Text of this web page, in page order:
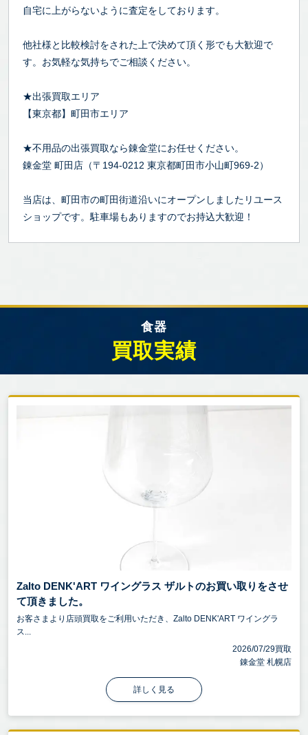
自宅に上がらないように査定をしております。
他社様と比較検討をされた上で決めて頂く形でも大歓迎で
す。お気軽な気持ちでご相談ください。
★出張買取エリア
【東京都】町田市エリア
★不用品の出張買取なら錬金堂にお任せください。
錬金堂 町田店（〒194-0212 東京都町田市小山町969-2）
当店は、町田市の町田街道沿いにオープンしましたリユース
ショップです。駐車場もありますのでお持込大歓迎！
食器
買取実績
Zalto DENK'ART ワイングラス ザルトのお買い取りをさせ
て頂きました。
お客さまより店頭買取をご利用いただき、Zalto DENK'ART ワイングラ
ス...
2026/07/29買取
錬金堂 札幌店
詳しく見る